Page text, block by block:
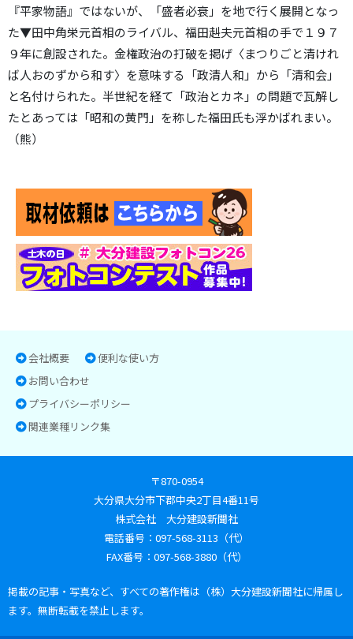
『平家物語』ではないが、「盛者必衰」を地で行く展開となっ
た▼田中角栄元首相のライバル、福田赳夫元首相の手で１９７
９年に創設された。金権政治の打破を掲げ〈まつりごと清けれ
ば人おのずから和す〉を意味する「政清人和」から「清和会」
と名付けられた。半世紀を経て「政治とカネ」の問題で瓦解し
たとあっては「昭和の黄門」を称した福田氏も浮かばれまい。
（熊）
会社概要
便利な使い方
お問い合わせ
プライバシーポリシー
関連業種リンク集
〒870-0954
大分県大分市下郡中央2丁目4番11号
株式会社 大分建設新聞社
電話番号：097-568-3113（代）
FAX番号：097-568-3880（代）
掲載の記事・写真など、すべての著作権は（株）大分建設新聞社に帰属し
ます。無断転載を禁止します。